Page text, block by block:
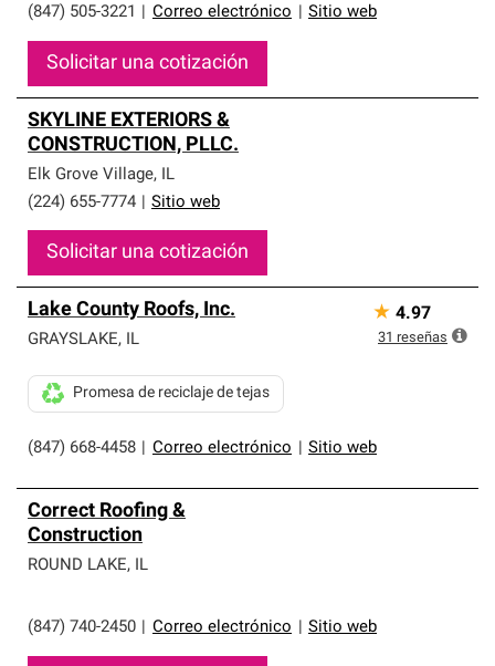
(847) 505-3221 Correo electrónico Sitio web
Solicitar una cotización
SKYLINE EXTERIORS &
CONSTRUCTION, PLLC.
Elk Grove Village, IL
(224) 655-7774
Sitio web
Solicitar una cotización
Lake County Roofs, Inc.
GRAYSLAKE, IL
(847) 668-4458 Correo electrónico Sitio web
Promesa de reciclaje de tejas
★ 4.97
31 reseñas
Correct Roofing &
Construction
ROUND LAKE, IL
(847) 740-2450 Correo electrónico Sitio web